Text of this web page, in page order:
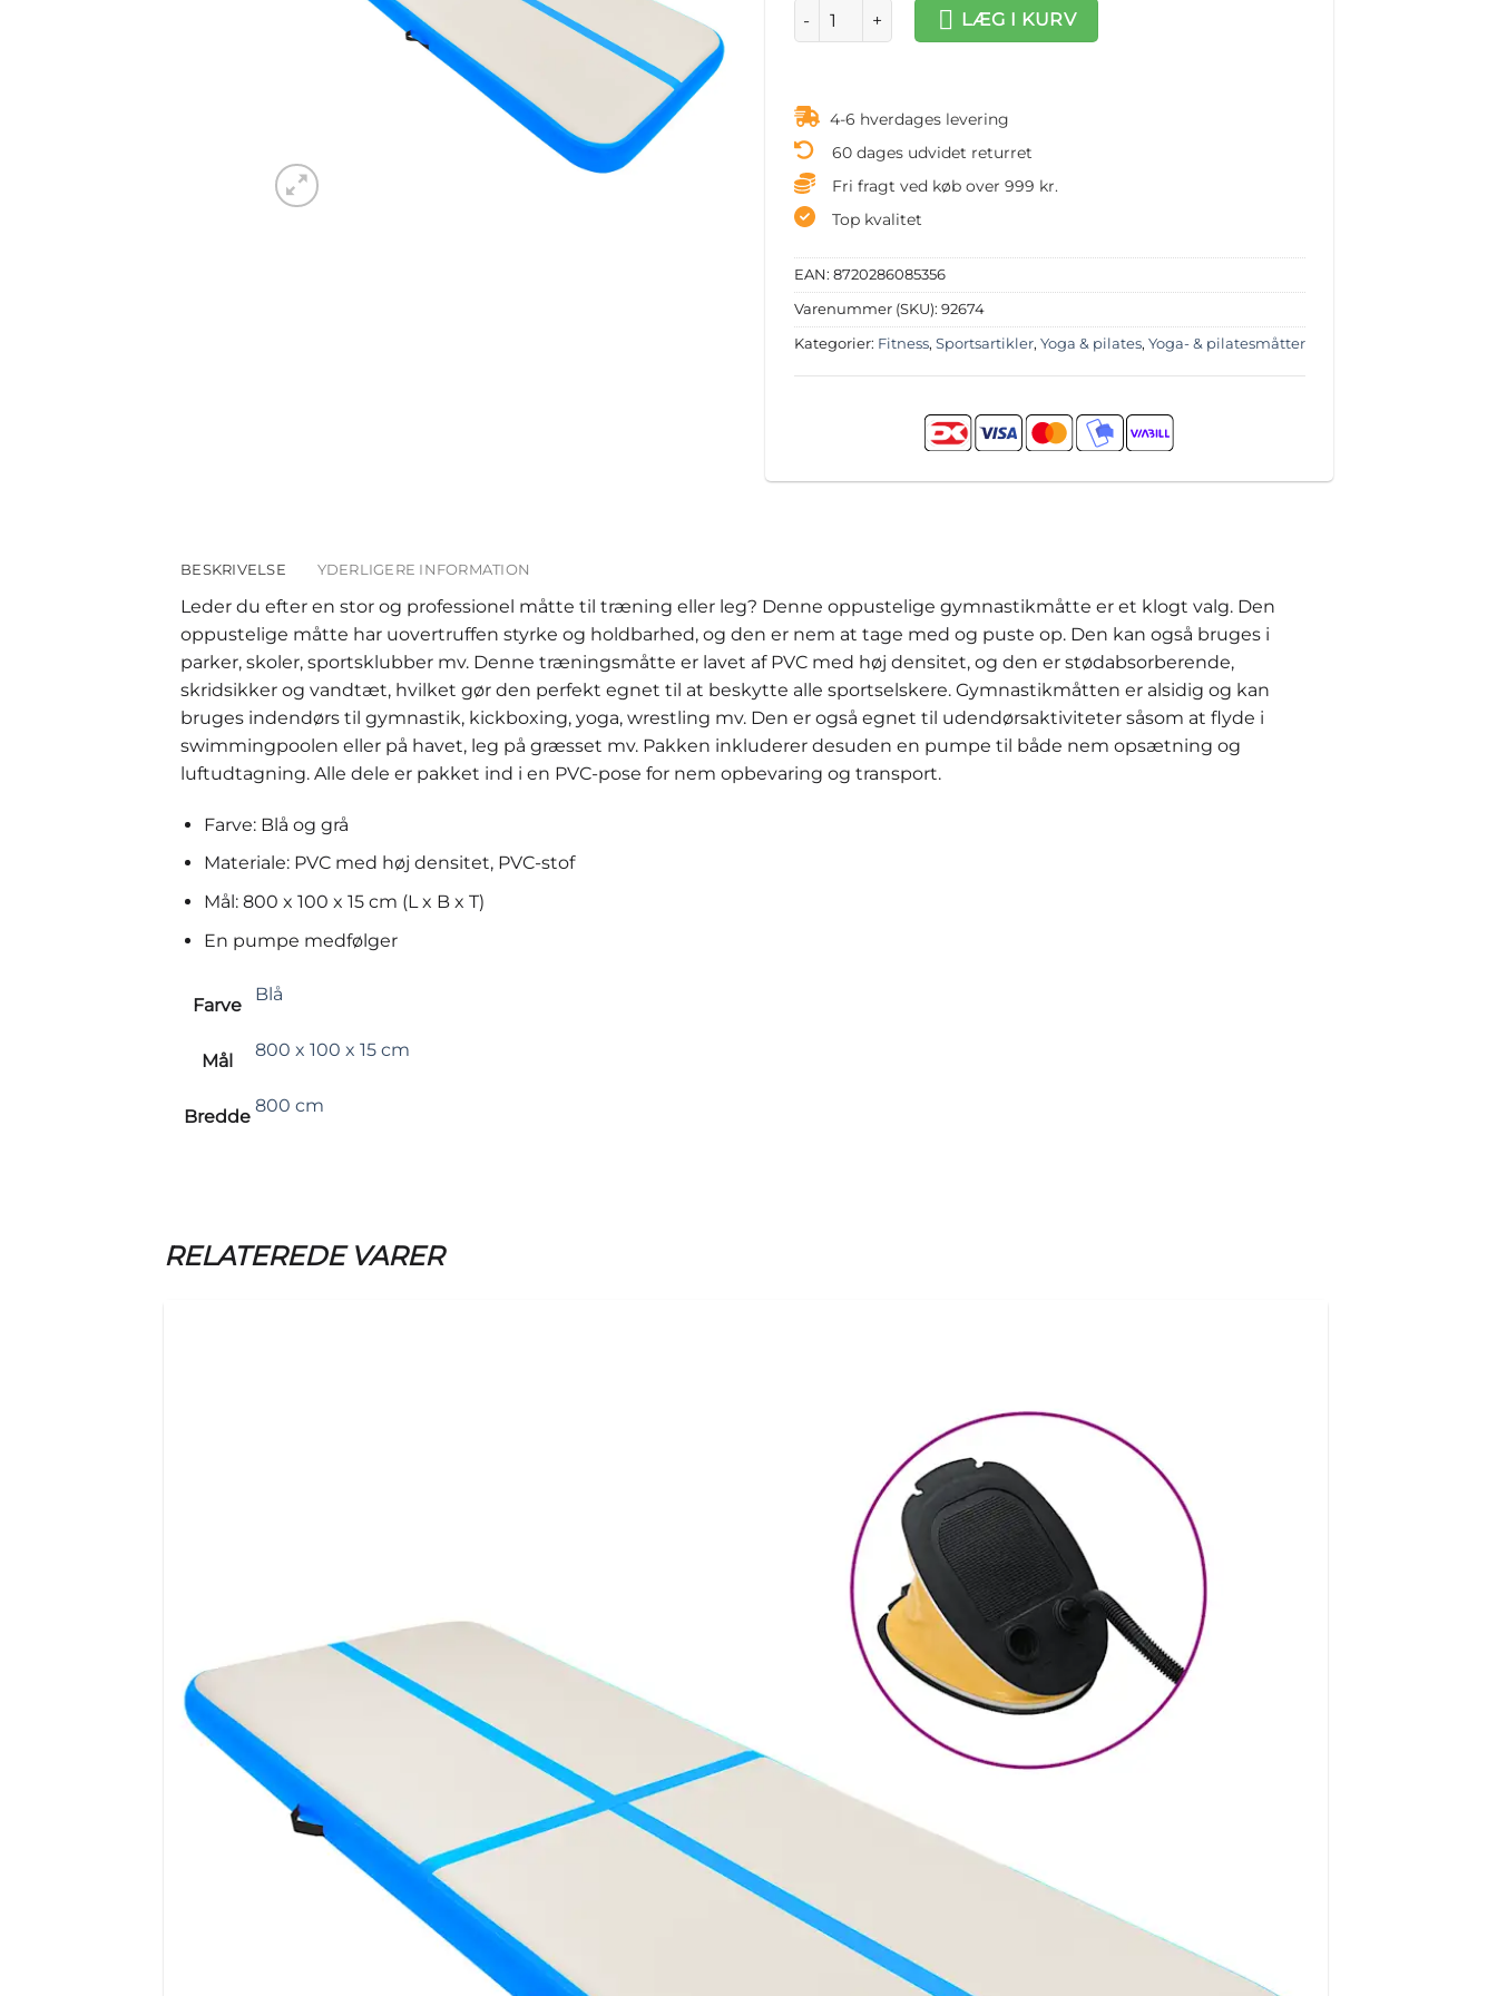
Oppustelig gymnastikmåtte m. pumpe 800x100x15 cm PVC blå antal
LÆG I KURV
4-6 hverdages levering
60 dages udvidet returret
Fri fragt ved køb over 999 kr.
Top kvalitet
EAN: 8720286085356
Varenummer (SKU): 92674
Kategorier: Fitness, Sportsartikler, Yoga & pilates, Yoga- & pilatesmåtter
BESKRIVELSE YDERLIGERE INFORMATION
Leder du efter en stor og professionel måtte til træning eller leg? Denne oppustelige gymnastikmåtte er et klogt valg. Den
oppustelige måtte har uovertruffen styrke og holdbarhed, og den er nem at tage med og puste op. Den kan også bruges i
parker, skoler, sportsklubber mv. Denne træningsmåtte er lavet af PVC med høj densitet, og den er stødabsorberende,
skridsikker og vandtæt, hvilket gør den perfekt egnet til at beskytte alle sportselskere. Gymnastikmåtten er alsidig og kan
bruges indendørs til gymnastik, kickboxing, yoga, wrestling mv. Den er også egnet til udendørsaktiviteter såsom at flyde i
swimmingpoolen eller på havet, leg på græsset mv. Pakken inkluderer desuden en pumpe til både nem opsætning og
luftudtagning. Alle dele er pakket ind i en PVC-pose for nem opbevaring og transport.
Farve: Blå og grå
Materiale: PVC med høj densitet, PVC-stof
Mål: 800 x 100 x 15 cm (L x B x T)
En pumpe medfølger
Farve
Blå
Mål
800 x 100 x 15 cm
Bredde
800 cm
RELATEREDE VARER